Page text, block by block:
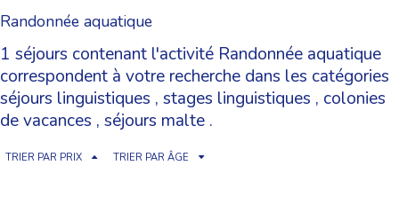
Randonnée aquatique
1 séjours contenant l'activité Randonnée aquatique
correspondent à votre recherche dans les catégories
séjours linguistiques , stages linguistiques , colonies
de vacances , séjours malte .
TRIER PAR PRIX TRIER PAR ÂGE